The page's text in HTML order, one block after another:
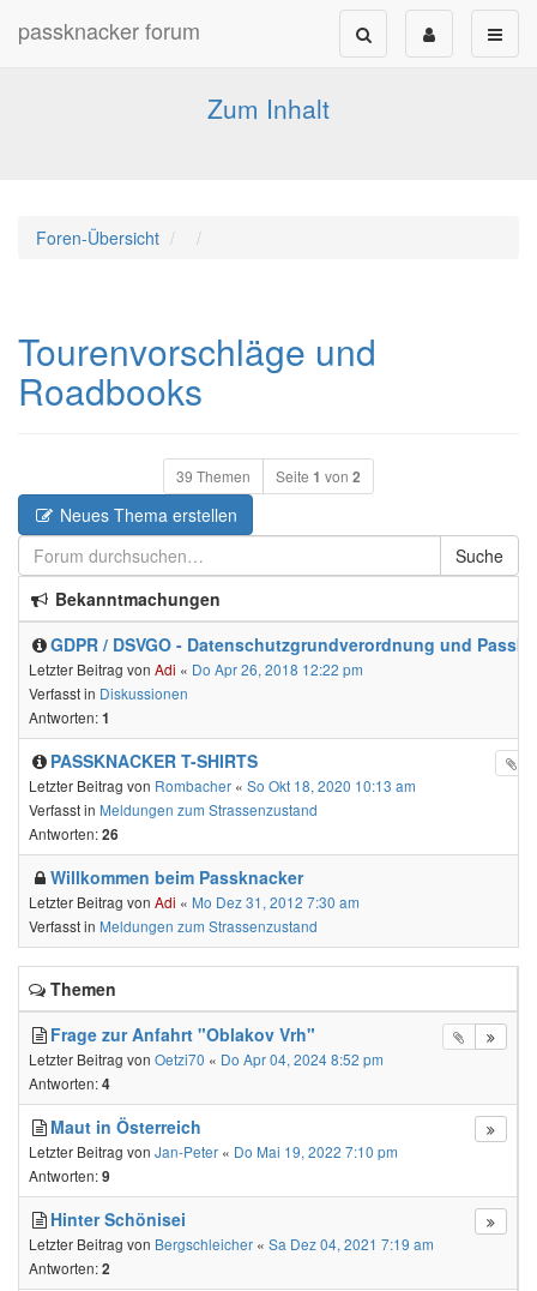
passknacker forum
Forum für alle Pässe- und Tourenfahrer
Zum Inhalt
Foren-Übersicht
Tourenvorschläge und
Roadbooks
39 Themen Seite 1 von 2
Neues Thema erstellen
Suche
Bekanntmachungen
GDPR / DSVGO - Datenschutzgrundverordnung und
Letzter Beitrag von Adi « Do Apr 26, 2018 12:22 pm
Verfasst in Diskussionen
Antworten:1
PASSKNACKER T-SHIRTS
Letzter Beitrag von Rombacher « So Okt 18, 2020 10:13 am
Verfasst in Meldungen zum Strassenzustand
Antworten:26
Willkommen beim Passknacker
Letzter Beitrag von Adi « Mo Dez 31, 2012 7:30 am
Verfasst in Meldungen zum Strassenzustand
Themen
Frage zur Anfahrt "Oblakov Vrh"
Letzter Beitrag von Oetzi70 « Do Apr 04, 2024 8:52 pm
Antworten:4
Maut in Österreich
Letzter Beitrag von Jan-Peter « Do Mai 19, 2022 7:10 pm
Antworten:9
Hinter Schönisei
Letzter Beitrag von Bergschleicher « Sa Dez 04, 2021 7:19 am
Antworten:2